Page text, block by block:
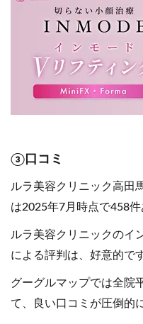
③口コミ
ルラ美容クリニック高田
は2025年7月時点で458件
ルラ美容クリニックのイ
による評判は、好意的で
グーグルマップでは全院
て、良い口コミが圧倒的